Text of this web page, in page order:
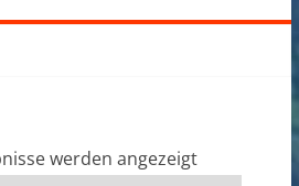
werden angezeigt